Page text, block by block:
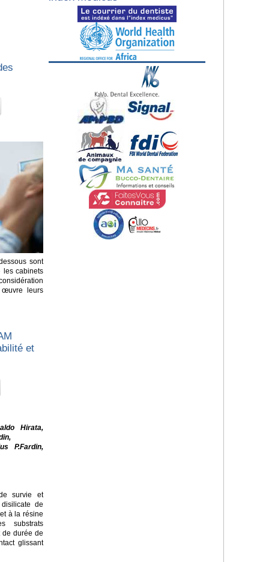
sont
les cabinets
œuvre leurs
et
Hirata,
P.Fardin,
survie et
de
à la résine
substrats
de durée de
glissant